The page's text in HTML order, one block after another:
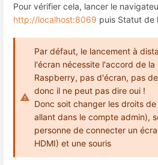
Pour vérifier cela, lancer le
http://localhost:8069 puis Statut de
Par défaut, le lancement à
l'écran nécessite l'accord de la
Raspberry, pas d'écran, pas
donc il ne peut pas dire oui !
Donc soit changer les droits
allant dans le compte admin),
personne de connecter un
HDMI) et une souris